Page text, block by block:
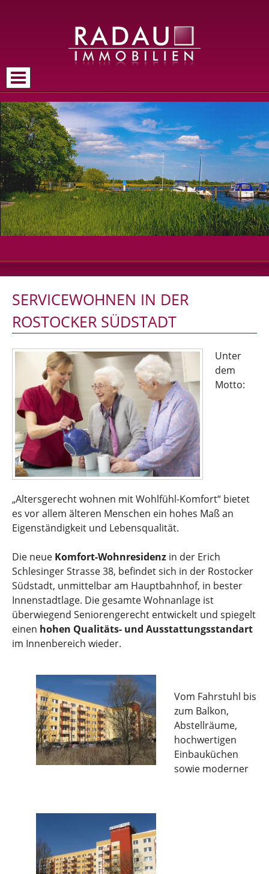
SERVICEWOHNEN IN DER
ROSTOCKER SÜDSTADT
Unter
dem
Motto:
„Altersgerecht wohnen mit Wohlfühl-Komfort“ bietet
es vor allem älteren Menschen ein hohes Maß an
Eigenständigkeit und Lebensqualität.
Die neue Komfort-Wohnresidenz in der Erich
Schlesinger Strasse 38, befindet sich in der Rostocker
Südstadt, unmittelbar am Hauptbahnhof, in bester
Innenstadtlage. Die gesamte Wohnanlage ist
überwiegend Seniorengerecht entwickelt und spiegelt
einen hohen Qualitäts- und Ausstattungsstandart
im Innenbereich wieder.
Vom Fahrstuhl bis
zum Balkon,
Abstellräume,
hochwertigen
Einbauküchen
sowie moderner